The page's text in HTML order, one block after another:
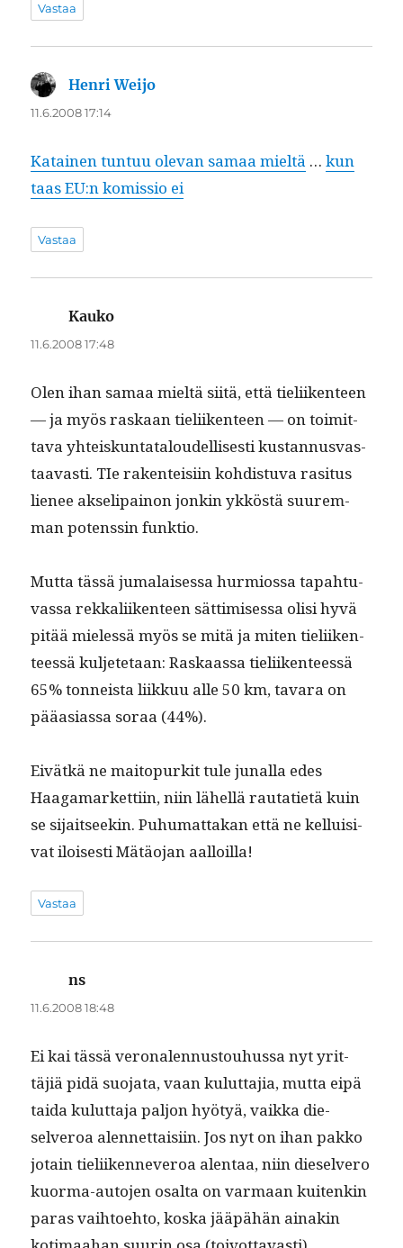
Vastaa
Henri Weijo
11.6.2008 17:14
Katainen tun­tuu ole­van samaa mieltä …kun
taas EU:n komis­sio ei
Vastaa
Kauko
11.6.2008 17:48
Olen ihan samaa mieltä siitä, että tieli­iken­teen
— ja myös raskaan tieli­iken­teen — on toimit­
ta­va yhteiskun­tat­aloudel­lis­es­ti kus­tan­nus­vas­
taavasti. TIe rak­en­teisi­in kohdis­tu­va rasitus
lie­nee akseli­pain­on jonkin ykköstä suurem­
man potenssin funktio.
Mut­ta tässä jumalaises­sa hurmios­sa tapah­tu­
vas­sa rekkali­iken­teen sät­timises­sa olisi hyvä
pitää mielessä myös se mitä ja miten tieli­iken­
teessä kul­jete­taan: Raskaas­sa tieli­iken­teessä
65% ton­neista liikkuu alle 50 km, tavara on
pääasi­as­sa soraa (44%).
Eivätkä ne maitop­urk­it tule junal­la edes
Haaga­mar­ket­ti­in, niin lähel­lä rautati­etä kuin
se sijait­seekin. Puhu­mat­takan että ne kel­luisi­
vat ilois­es­ti Mätäo­jan aalloilla!
Vastaa
ns
11.6.2008 18:48
Ei kai tässä veronalen­nus­touhus­sa nyt yrit­
täjiä pidä suo­ja­ta, vaan kulut­ta­jia, mut­ta eipä
tai­da kulut­ta­ja paljon hyö­tyä, vaik­ka die­
selveroa alen­net­taisi­in. Jos nyt on ihan pakko
jotain tieli­iken­n­everoa alen­taa, niin die­selvero
kuor­ma-auto­jen osalta on var­maan kuitenkin
paras vai­h­toe­hto, kos­ka jääpähän ainakin